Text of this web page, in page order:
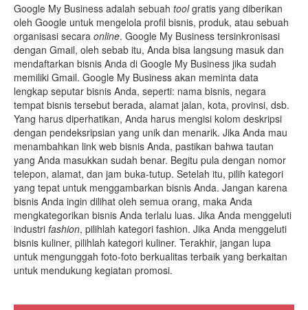
Google My Business adalah sebuah toolgratis yang diberikan
oleh Google untuk mengelola profil bisnis, produk, atau sebuah
organisasi secara online. Google My Business tersinkronisasi
dengan Gmail, oleh sebab itu, Anda bisa langsung masuk dan
mendaftarkan bisnis Anda di Google My Business jika sudah
memiliki Gmail. Google My Business akan meminta data
lengkap seputar bisnis Anda, seperti: nama bisnis, negara
tempat bisnis tersebut berada, alamat jalan, kota, provinsi, dsb.
Yang harus diperhatikan, Anda harus mengisi kolom deskripsi
dengan pendeksripsian yang unik dan menarik. Jika Anda mau
menambahkan link web bisnis Anda, pastikan bahwa tautan
yang Anda masukkan sudah benar. Begitu pula dengan nomor
telepon, alamat, dan jam buka-tutup. Setelah itu, pilih kategori
yang tepat untuk menggambarkan bisnis Anda. Jangan karena
bisnis Anda ingin dilihat oleh semua orang, maka Anda
mengkategorikan bisnis Anda terlalu luas. Jika Anda menggeluti
industri fashion, pilihlah kategori fashion. Jika Anda menggeluti
bisnis kuliner, pilihlah kategori kuliner. Terakhir, jangan lupa
untuk mengunggah foto-foto berkualitas terbaik yang berkaitan
untuk mendukung kegiatan promosi.